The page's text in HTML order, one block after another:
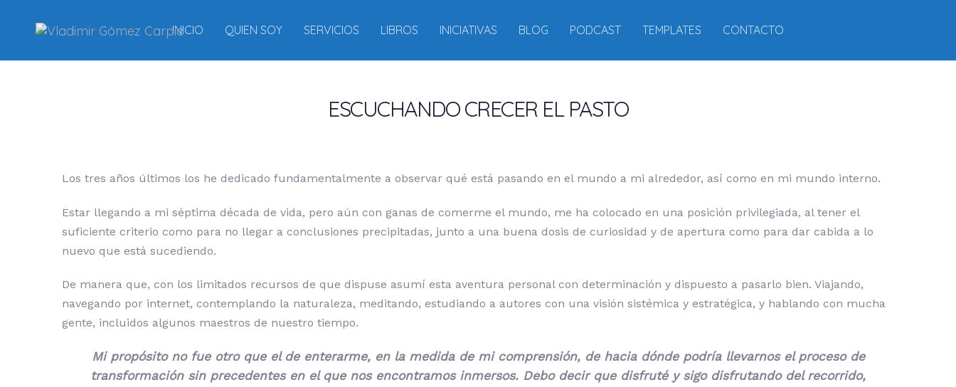
INICIO QUIEN SOY SERVICIOS LIBROS INICIATIVAS BLOG PODCAST TEMPLATES CONTACTO
ESCUCHANDO CRECER EL PASTO
Los tres años últimos los he dedicado fundamentalmente a observar qué está pasando en el mundo a mi alrededor, así como en mi mundo interno.
Estar llegando a mi séptima década de vida, pero aún con ganas de comerme el mundo, me ha colocado en una posición privilegiada, al tener el
suficiente criterio como para no llegar a conclusiones precipitadas, junto a una buena dosis de curiosidad y de apertura como para dar cabida a lo
nuevo que está sucediendo.
De manera que, con los limitados recursos de que dispuse asumí esta aventura personal con determinación y dispuesto a pasarlo bien. Viajando,
navegando por internet, contemplando la naturaleza, meditando, estudiando a autores con una visión sistémica y estratégica, y hablando con mucha
gente, incluidos algunos maestros de nuestro tiempo.
Mi propósito no fue otro que el de enterarme, en la medida de mi comprensión, de hacia dónde podría llevarnos el proceso de
transformación sin precedentes en el que nos encontramos inmersos. Debo decir que disfruté y sigo disfrutando del recorrido,